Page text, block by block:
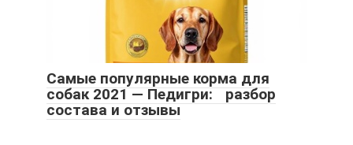
Самые популярные корма для
собак 2021 — Педигри: разбор
состава и отзывы